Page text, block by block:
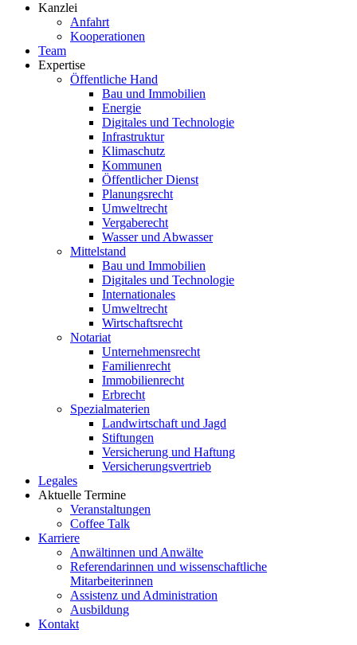
Kanzlei
Anfahrt
Kooperationen
Team
Expertise
Öffentliche Hand
Bau und Immobilien
Energie
Digitales und Technologie
Infrastruktur
Klimaschutz
Kommunen
Öffentlicher Dienst
Planungsrecht
Umweltrecht
Vergaberecht
Wasser und Abwasser
Mittelstand
Bau und Immobilien
Digitales und Technologie
Internationales
Umweltrecht
Wirtschaftsrecht
Notariat
Unternehmensrecht
Familienrecht
Immobilienrecht
Erbrecht
Spezialmaterien
Landwirtschaft und Jagd
Stiftungen
Versicherung und Haftung
Versicherungsvertrieb
Legales
Aktuelle Termine
Veranstaltungen
Coffee Talk
Karriere
Anwältinnen und Anwälte
Referendarinnen und wissenschaftliche
Mitarbeiterinnen
Assistenz und Administration
Ausbildung
Kontakt